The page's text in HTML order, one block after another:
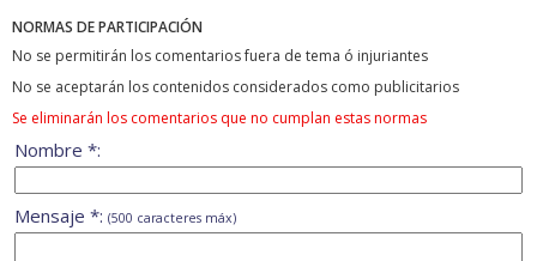
NORMAS DE PARTICIPACIÓN
No se permitirán los comentarios fuera de tema ó injuriantes
No se aceptarán los contenidos considerados como publicitarios
Se eliminarán los comentarios que no cumplan estas normas
Nombre *:
Mensaje *: (500 caracteres máx)